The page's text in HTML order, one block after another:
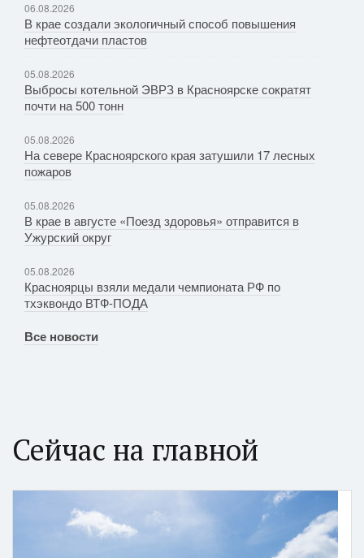
06.08.2026
В крае создали экологичный способ повышения
нефтеотдачи пластов
05.08.2026
Выбросы котельной ЭВРЗ в Красноярске сократят
почти на 500 тонн
05.08.2026
На севере Красноярского края затушили 17 лесных
пожаров
05.08.2026
В крае в августе «Поезд здоровья» отправится в
Ужурский округ
05.08.2026
Красноярцы взяли медали чемпионата РФ по
тхэквондо ВТФ-ПОДА
Все новости
Сейчас на главной